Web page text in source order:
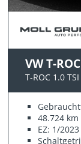
VW T-ROC
T-ROC 1.0
48.724 km
EZ: 1/2023